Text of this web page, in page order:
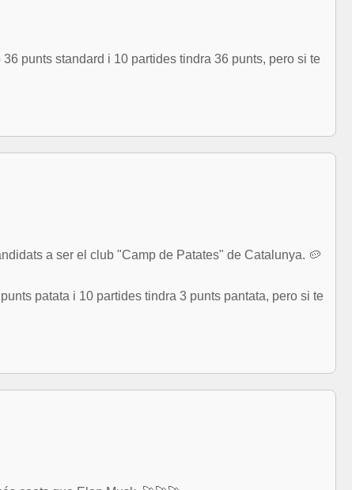
punts standard i 10 partides tindra 36 punts, pero si te
a ser el club "Camp de Patates" de Catalunya. 🥔
patata i 10 partides tindra 3 punts pantata, pero si te